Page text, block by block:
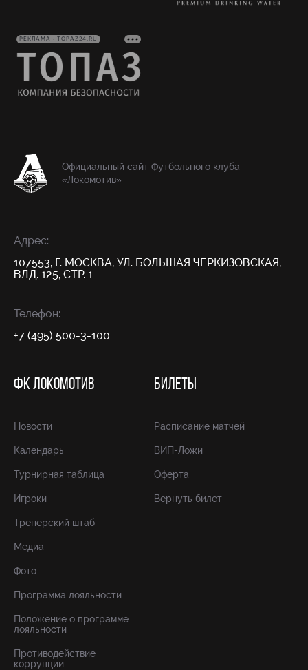
РЕКЛАМА • TOPAZ24.RU
Официальный сайт Футбольного клуба
«Локомотив»
Адрес:
107553, Г. МОСКВА, УЛ. БОЛЬШАЯ ЧЕРКИЗОВСКАЯ,
ВЛД. 125, СТР. 1
Телефон:
+7 (495) 500-3-100
ФК ЛОКОМОТИВ
Новости
Календарь
Турнирная таблица
Игроки
Тренерский штаб
Медиа
Фото
Программа лояльности
Положение о программе
лояльности
Противодействие
коррупции
БИЛЕТЫ
Расписание матчей
ВИП-Ложи
Оферта
Вернуть билет